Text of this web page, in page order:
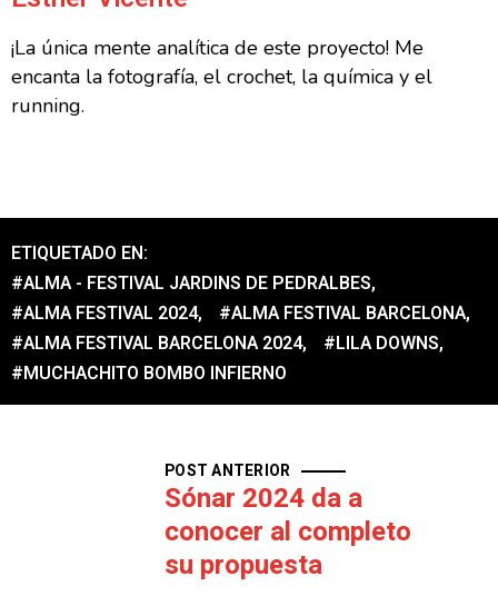
¡La única mente analítica de este proyecto! Me
encanta la fotografía, el crochet, la química y el
running.
ETIQUETADO EN:
#ALMA - FESTIVAL JARDINS DE PEDRALBES,
#ALMA FESTIVAL 2024, #ALMA FESTIVAL BARCELONA,
#ALMA FESTIVAL BARCELONA 2024, #LILA DOWNS,
#MUCHACHITO BOMBO INFIERNO
POST ANTERIOR
Sónar 2024 da a
conocer al completo
su propuesta